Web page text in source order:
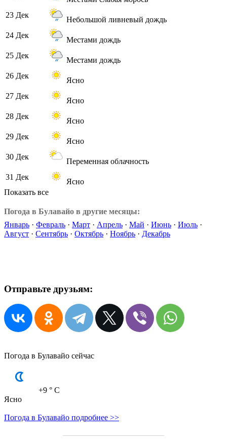
23 Дек
Небольшой ливневый дождь
24 Дек
Местами дождь
25 Дек
Местами дождь
26 Дек
Ясно
27 Дек
Ясно
28 Дек
Ясно
29 Дек
Ясно
30 Дек
Переменная облачность
31 Дек
Ясно
Показать все
Погода в Булавайо в другие месяцы:
Январь · Февраль · Март · Апрель · Май · Июнь · Июль ·
Август · Сентябрь · Октябрь · Ноябрь · Декабрь
Отправьте друзьям:
Погода в Булавайо сейчас
+9 ° C
Ясно
Погода в Булавайо подробнее >>